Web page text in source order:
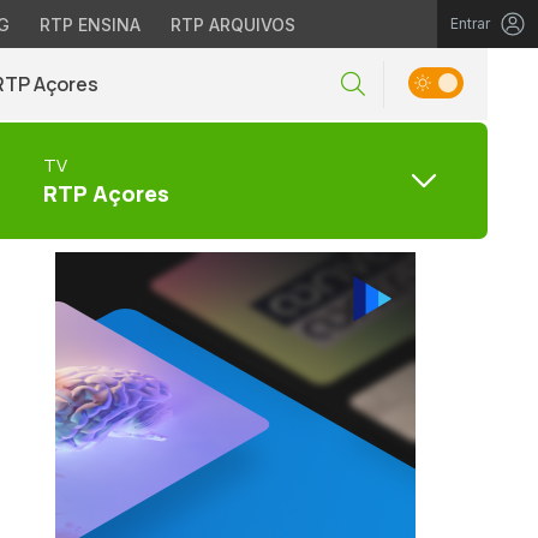
RTP ENSINA RTP ARQUIVOS Entrar
Açores
TV
RTP Açores